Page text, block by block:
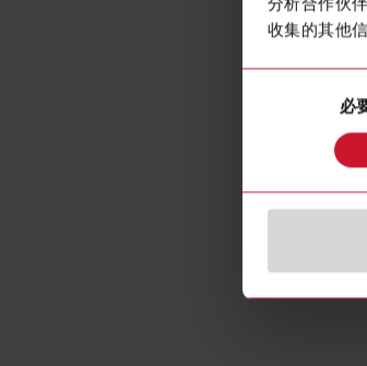
收集的其他
必